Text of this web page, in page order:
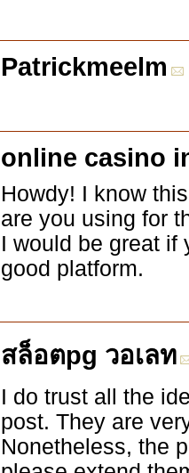
Patrickmeelm
online casino
Howdy! I know
are you using for
I would be great if
good platform.
สล็อตpg วอเลท
I do trust all the
post. They are
Nonetheless, the